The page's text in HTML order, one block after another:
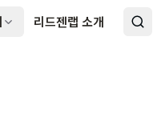
리드젠랩 소개